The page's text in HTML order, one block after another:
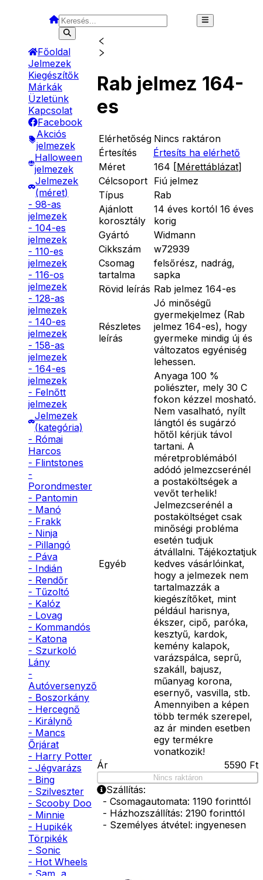
Főoldal
Jelmezek
Kiegészítők
Márkák
Üzletünk
Kapcsolat
Facebook
Akciós
jelmezek
Halloween
jelmezek
Jelmezek
(méret)
- 98-as
jelmezek
- 104-es
jelmezek
- 110-es
jelmezek
- 116-os
jelmezek
- 128-as
jelmezek
- 140-es
jelmezek
- 158-as
jelmezek
- 164-es
jelmezek
- Felnőtt
jelmezek
Jelmezek
(kategória)
- Római
Harcos
- Flintstones
-
Porondmester
- Pantomin
- Manó
- Frakk
- Ninja
- Pillangó
- Páva
- Indián
- Rendőr
- Tűzoltó
- Kalóz
- Lovag
- Kommandós
- Katona
- Szurkoló
Lány
-
Autóversenyző
- Boszorkány
- Hercegnő
- Királynő
- Mancs
Őrjárat
- Harry Potter
- Jégvarázs
- Bing
- Szilveszter
- Scooby Doo
- Minnie
- Hupikék
Törpikék
- Sonic
- Hot Wheels
- Sam, a
Rab jelmez 164-
es
Elérhetőség Nincs raktáron
Értesítés
Értesíts ha elérhető
Méret
164 [Mérettáblázat]
Célcsoport Fiú jelmez
Típus
Rab
Ajánlott
korosztály
14 éves kortól 16 éves
korig
Gyártó
Widmann
Cikkszám
w72939
Csomag
tartalma
felsőrész, nadrág,
sapka
Rövid leírás Rab jelmez 164-es
Részletes
leírás
Jó minőségű
gyermekjelmez (Rab
jelmez 164-es), hogy
gyermeke mindig új és
változatos egyéniség
lehessen.
Egyéb
Anyaga 100 %
poliészter, mely 30 C
fokon kézzel mosható.
Nem vasalható, nyílt
lángtól és sugárzó
hőtől kérjük távol
tartani. A
méretproblémából
adódó jelmezcserénél
a postaköltségek a
vevőt terhelik!
Jelmezcserénél a
postaköltséget csak
minőségi probléma
esetén tudjuk
átvállalni. Tájékoztatjuk
kedves vásárlóinkat,
hogy a jelmezek nem
tartalmazzák a
kiegészítőket, mint
például harisnya,
ékszer, cipő, paróka,
kesztyű, kardok,
kemény kalapok,
varázspálca, seprű,
szakáll, bajusz,
műanyag korona,
esernyő, vasvilla, stb.
Amennyiben a képen
több termék szerepel,
az ár minden esetben
egy termékre
vonatkozik!
Ár
5590 Ft
Nincs raktáron
Szállítás:
- Csomagautomata: 1190 forinttól
- Házhozszállítás: 2190 forinttól
- Személyes átvétel: ingyenesen